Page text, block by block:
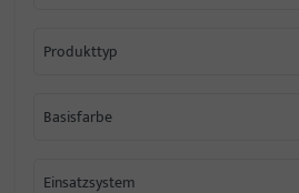
Produkttyp
Basisfarbe
Einsatzsystem